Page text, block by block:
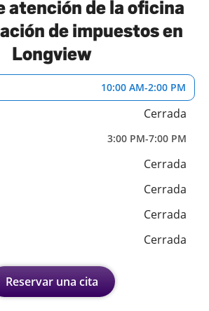
atención de la oficina
de impuestos en
Longview
10:00 AM-2:00 PM
Cerrada
3:00 PM-7:00 PM
Cerrada
Cerrada
Cerrada
Cerrada
Reservar una cita